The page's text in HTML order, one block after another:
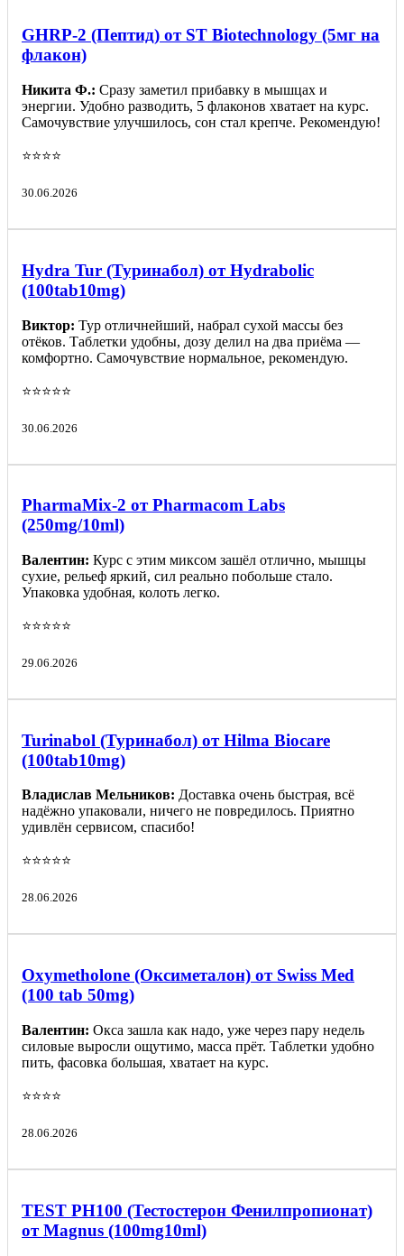
GHRP-2 (Пептид) от ST Biotechnology (5мг на
флакон)
Никита Ф.: Сразу заметил прибавку в мышцах и
энергии. Удобно разводить, 5 флаконов хватает на курс.
Самочувствие улучшилось, сон стал крепче. Рекомендую!
⭐️⭐️⭐️⭐️
30.06.2026
Hydra Tur (Туринабол) от Hydrabolic
(100tab10mg)
Виктор: Тур отличнейший, набрал сухой массы без
отёков. Таблетки удобны, дозу делил на два приёма —
комфортно. Самочувствие нормальное, рекомендую.
⭐️⭐️⭐️⭐️⭐️
30.06.2026
PharmaMix-2 от Pharmacom Labs
(250mg/10ml)
Валентин: Курс с этим миксом зашёл отлично, мышцы
сухие, рельеф яркий, сил реально побольше стало.
Упаковка удобная, колоть легко.
⭐️⭐️⭐️⭐️⭐️
29.06.2026
Turinabol (Туринабол) от Hilma Biocare
(100tab10mg)
Владислав Мельников: Доставка очень быстрая, всё
надёжно упаковали, ничего не повредилось. Приятно
удивлён сервисом, спасибо!
⭐️⭐️⭐️⭐️⭐️
28.06.2026
Oxymetholone (Оксиметалон) от Swiss Med
(100 tab 50mg)
Валентин: Окса зашла как надо, уже через пару недель
силовые выросли ощутимо, масса прёт. Таблетки удобно
пить, фасовка большая, хватает на курс.
⭐️⭐️⭐️⭐️
28.06.2026
TEST PH100 (Тестостерон Фенилпропионат)
от Magnus (100mg10ml)